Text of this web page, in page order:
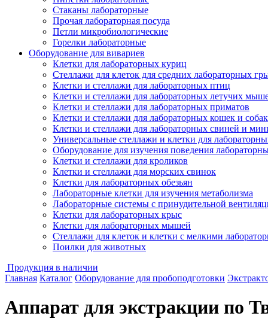
Стаканы лабораторные
Прочая лабораторная посуда
Петли микробиологические
Горелки лабораторные
Оборудование для вивариев
Клетки для лабораторных куриц
Стеллажи для клеток для средних лабораторных
Клетки и стеллажи для лабораторных птиц
Клетки и стеллажи для лабораторных летучих
Клетки и стеллажи для лабораторных приматов
Клетки и стеллажи для лабораторных кошек и собак
Клетки и стеллажи для лабораторных свиней и
Универсальные стеллажи и клетки для
Оборудование для изучения поведения
Клетки и стеллажи для кроликов
Клетки и стеллажи для морских свинок
Клетки для лабораторных обезьян
Лабораторные клетки для изучения метаболизма
Лабораторные системы с принудительной
Клетки для лабораторных крыс
Клетки для лабораторных мышей
Стеллажи для клеток и клетки с мелкими
Поилки для животных
Продукция в наличии
Главная Каталог Оборудование для пробоподготовки
Аппарат для экстракции по